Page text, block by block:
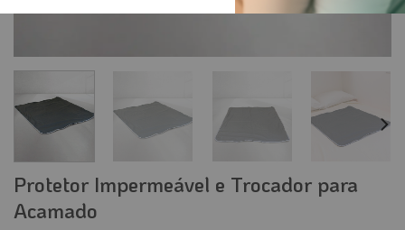
Protetor Impermeável e Trocador para
Acamado